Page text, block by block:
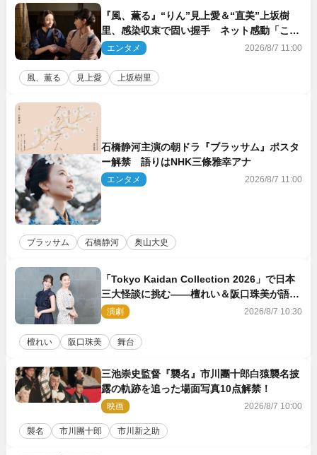
『風、薫る』“りん”見上愛＆“直美”上坂樹
里、感染収束で固い握手 ネット感動「この
バディは最強」「アツい」
エンタメ 2026/8/7 11:00
風、薫る 見上愛 上坂樹里
石橋静河主演の朝ドラ『ブラッサム』ポスタ
ー解禁 語りはNHK三條雅幸アナ
エンタメ 2026/8/7 11:00
ブラッサム 石橋静河 奥山大史
「Tokyo Kaidan Collection 2026」で日本
三大怪談に挑む――檀れい＆阪口珠美が語る
「牡丹灯籠」の新たな魅力
演劇 2026/8/7 10:30
檀れい 阪口珠美 舞台
三池崇史監督『襲名』市川團十郎白猿襲名披
露の軌跡を追った場面写真10点解禁！
映画 2026/8/7 10:00
襲名 市川團十郎 市川新之助